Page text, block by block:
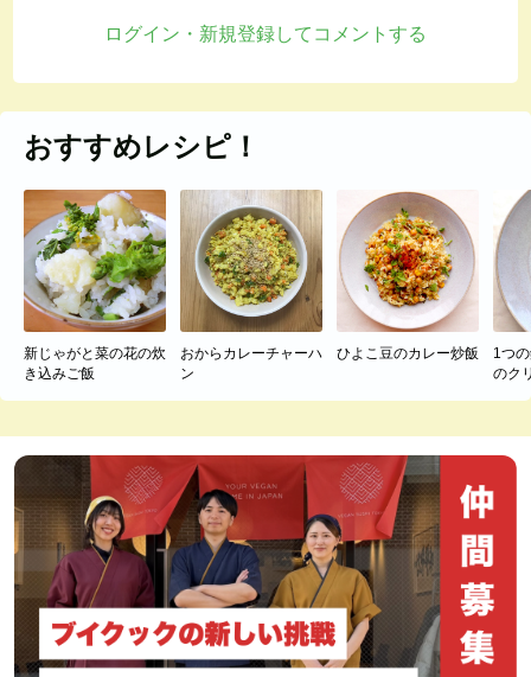
ログイン・新規登録してコメントする
おすすめレシピ！
新じゃがと菜の花の炊
き込みご飯
おからカレーチャーハ
ン
ひよこ豆のカレー炒飯
1つ
のク